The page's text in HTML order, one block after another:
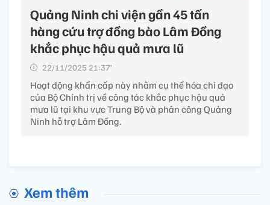
Quảng Ninh chi viện gần 45 tấn
hàng cứu trợ đồng bào Lâm Đồng
khắc phục hậu quả mưa lũ
22/11/2025 21:37’
Hoạt động khẩn cấp này nhằm cụ thể hóa chỉ đạo
của Bộ Chính trị về công tác khắc phục hậu quả
mưa lũ tại khu vực Trung Bộ và phân công Quảng
Ninh hỗ trợ Lâm Đồng.
Xem thêm